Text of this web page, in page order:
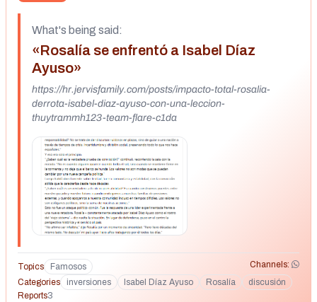
What's being said:
«Rosalía se enfrentó a Isabel Díaz
Ayuso»
https://hr.jervisfamily.com/posts/impacto-total-rosalia-
derrota-isabel-diaz-ayuso-con-una-leccion-
thuytrammh123-team-flare-c1da
Topics Famosos
Channels:
Categories
inversiones Isabel Díaz Ayuso Rosalía
discusión
Reports3